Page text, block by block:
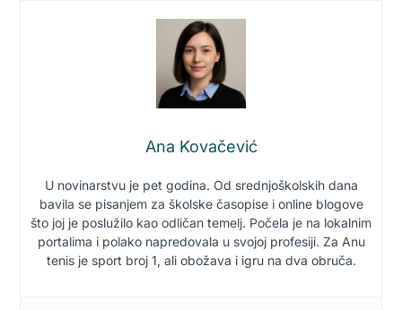
Ana Kovačević
U novinarstvu je pet godina. Od srednjoškolskih dana
bavila se pisanjem za školske časopise i online blogove
što joj je poslužilo kao odličan temelj. Počela je na lokalnim
portalima i polako napredovala u svojoj profesiji. Za Anu
tenis je sport broj 1, ali obožava i igru na dva obruča.